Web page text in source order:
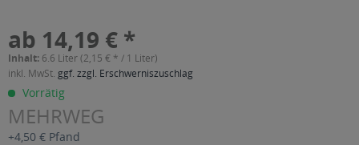
ab 14,19 € *
Inhalt: 6.6 Liter (2,15 € * / 1 Liter)
inkl. MwSt. ggf. zzgl. Erschwerniszuschlag
Vorrätig
MEHRWEG
+4,50 € Pfand